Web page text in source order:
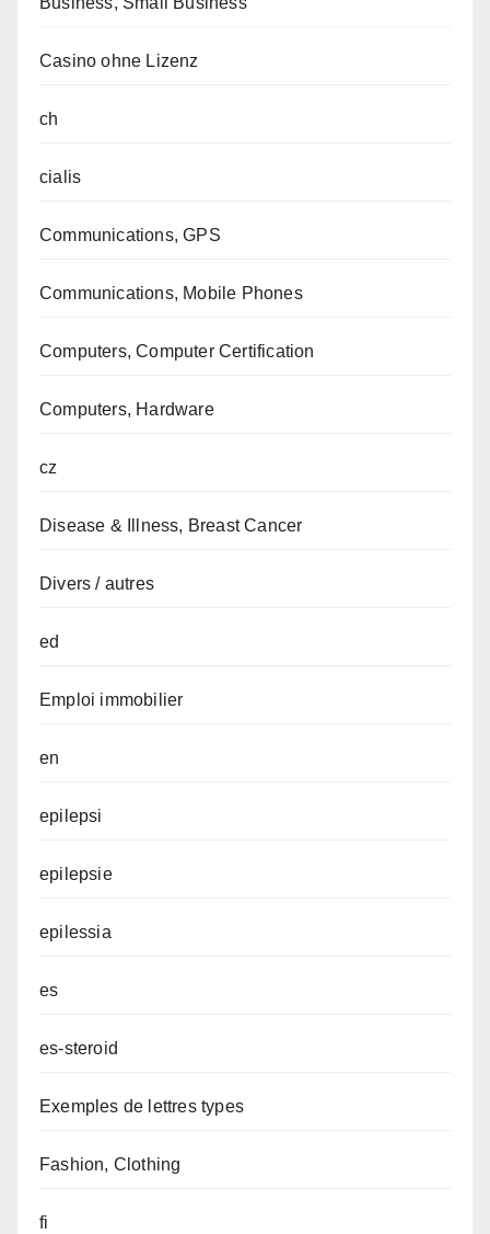
Casino ohne Lizenz
ch
cialis
Communications, GPS
Communications, Mobile Phones
Computers, Computer Certification
Computers, Hardware
cz
Disease & Illness, Breast Cancer
Divers / autres
ed
Emploi immobilier
en
epilepsi
epilepsie
epilessia
es
es-steroid
Exemples de lettres types
Fashion, Clothing
fi